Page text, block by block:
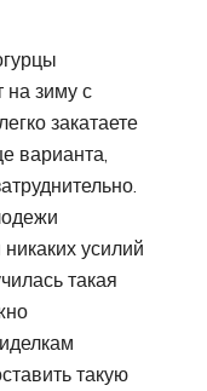
на зиму с
закатаете
варианта,
усилий
такая
такую